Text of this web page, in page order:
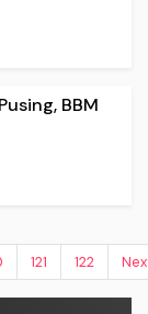
BBM
121 122